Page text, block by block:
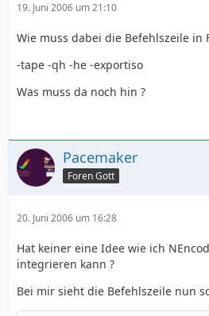
19. Juni 2006 um 21:10
Wie muss dabei die Befehlszeile in
-tape -qh -he -exportiso
Was muss da noch hin ?
Pacemaker
Foren Gott
20. Juni 2006 um 16:28
Hat keiner eine Idee wie ich
integrieren kann ?
Bei mir sieht die Befehlszeile nun